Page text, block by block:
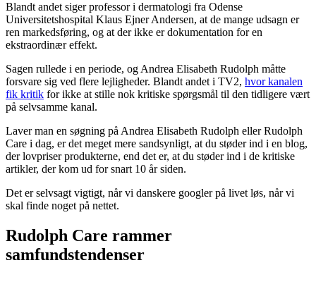
Blandt andet siger professor i dermatologi fra Odense
Universitetshospital Klaus Ejner Andersen, at de mange udsagn er
ren markedsføring, og at der ikke er dokumentation for en
ekstraordinær effekt.
Sagen rullede i en periode, og Andrea Elisabeth Rudolph måtte
forsvare sig ved flere lejligheder. Blandt andet i TV2, hvor kanalen
fik kritik for ikke at stille nok kritiske spørgsmål til den tidligere vært
på selvsamme kanal.
Laver man en søgning på Andrea Elisabeth Rudolph eller Rudolph
Care i dag, er det meget mere sandsynligt, at du støder ind i en blog,
der lovpriser produkterne, end det er, at du støder ind i de kritiske
artikler, der kom ud for snart 10 år siden.
Det er selvsagt vigtigt, når vi danskere googler på livet løs, når vi
skal finde noget på nettet.
Rudolph Care rammer
samfundstendenser